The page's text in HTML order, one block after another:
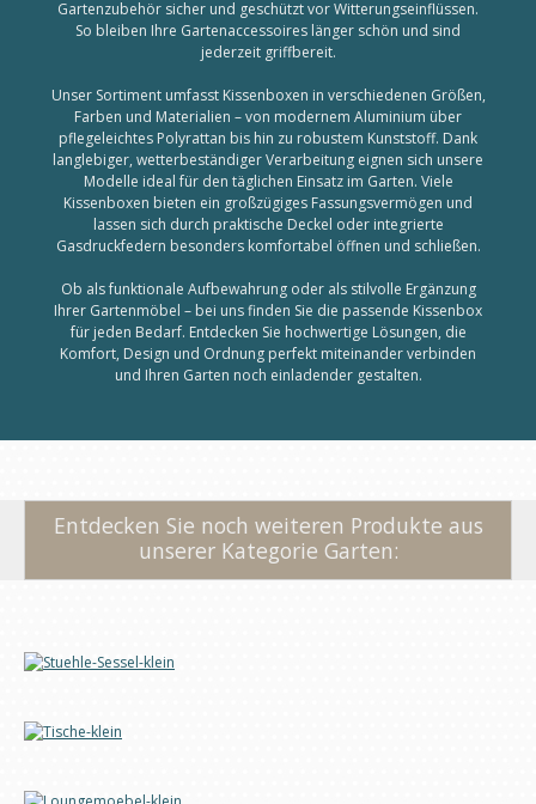
Gartenzubehör sicher und geschützt vor Witterungseinflüssen.
So bleiben Ihre Gartenaccessoires länger schön und sind
jederzeit griffbereit.
Unser Sortiment umfasst Kissenboxen in verschiedenen Größen,
Farben und Materialien – von modernem Aluminium über
pflegeleichtes Polyrattan bis hin zu robustem Kunststoff. Dank
langlebiger, wetterbeständiger Verarbeitung eignen sich unsere
Modelle ideal für den täglichen Einsatz im Garten. Viele
Kissenboxen bieten ein großzügiges Fassungsvermögen und
lassen sich durch praktische Deckel oder integrierte
Gasdruckfedern besonders komfortabel öffnen und schließen.
Ob als funktionale Aufbewahrung oder als stilvolle Ergänzung
Ihrer Gartenmöbel – bei uns finden Sie die passende Kissenbox
für jeden Bedarf. Entdecken Sie hochwertige Lösungen, die
Komfort, Design und Ordnung perfekt miteinander verbinden
und Ihren Garten noch einladender gestalten.
Entdecken Sie noch weiteren Produkte aus
unserer Kategorie Garten: